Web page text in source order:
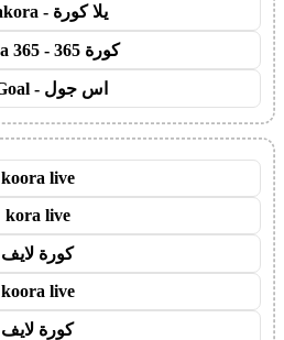
يلا كورة - yallakora
كورة 365 - kooora 365
اس جول - AS Goal
koora live
kora live
كورة لايف
koora live
كورة لايف